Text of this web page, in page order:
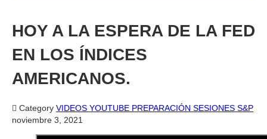
HOY A LA ESPERA DE LA FED
EN LOS ÍNDICES
AMERICANOS.
 Category VIDEOS YOUTUBE PREPARACIÓN SESIONES S&P
noviembre 3, 2021